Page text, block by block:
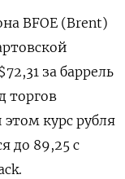
BFOE (Brent)
за баррель
торгов
курс рубля
до 89,25 с